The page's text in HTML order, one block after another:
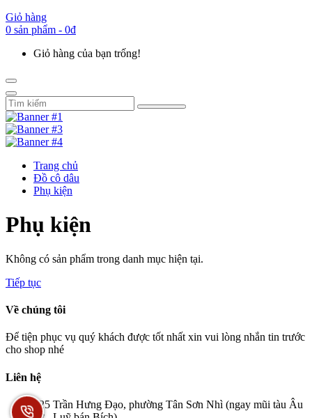
Giỏ hàng
0 sản phẩm - 0đ
Giỏ hàng của bạn trống!
Trang chủ
Đồ cô dâu
Phụ kiện
Phụ kiện
Không có sản phẩm trong danh mục hiện tại.
Tiếp tục
Về chúng tôi
Để tiện phục vụ quý khách được tốt nhất xin vui lòng nhắn tin trước
cho shop nhé
Liên hệ
25 Trần Hưng Đạo, phường Tân Sơn Nhì (ngay mũi tàu Âu